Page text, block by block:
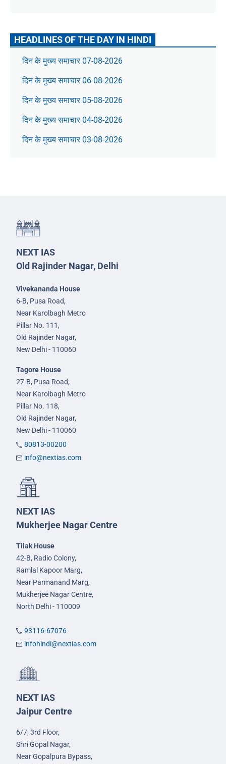
HEADLINES OF THE DAY IN HINDI
दिन के मुख्य समाचार 07-08-2026
दिन के मुख्य समाचार 06-08-2026
दिन के मुख्य समाचार 05-08-2026
दिन के मुख्य समाचार 04-08-2026
दिन के मुख्य समाचार 03-08-2026
NEXT IAS
Old Rajinder Nagar, Delhi
Vivekananda House
6-B, Pusa Road,
Near Karolbagh Metro
Pillar No. 111,
Old Rajinder Nagar,
New Delhi - 110060
Tagore House
27-B, Pusa Road,
Near Karolbagh Metro
Pillar No. 118,
Old Rajinder Nagar,
New Delhi - 110060
80813-00200
info@nextias.com
NEXT IAS
Mukherjee Nagar Centre
Tilak House
42-B, Radio Colony,
Ramlal Kapoor Marg,
Near Parmanand Marg,
Mukherjee Nagar Centre,
North Delhi - 110009
93116-67076
infohindi@nextias.com
NEXT IAS
Jaipur Centre
6/7, 3rd Floor,
Shri Gopal Nagar,
Near Gopalpura Bypass,